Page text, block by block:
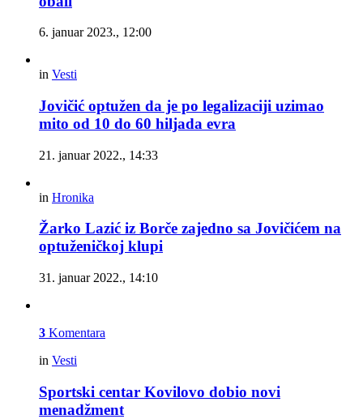
6. januar 2023., 12:00
in Vesti
Jovičić optužen da je po legalizaciji uzimao
mito od 10 do 60 hiljada evra
21. januar 2022., 14:33
in Hronika
Žarko Lazić iz Borče zajedno sa Jovičićem na
optuženičkoj klupi
31. januar 2022., 14:10
3 Komentara
in Vesti
Sportski centar Kovilovo dobio novi
menadžment